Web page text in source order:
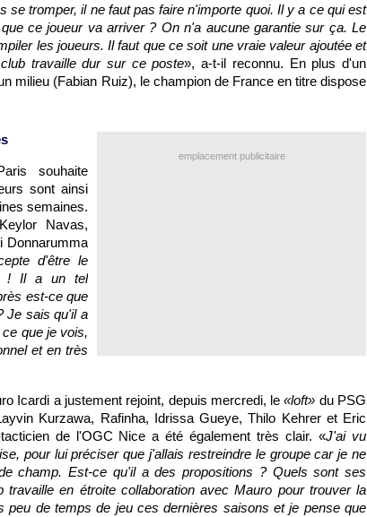
se tromper, il ne faut pas faire n'importe quoi. Il y a ce qui est
ce joueur va arriver ? On n'a aucune garantie sur ça. Le
les joueurs. Il faut que ce soit une vraie valeur ajoutée et
travaille dur sur ce poste», a-t-il reconnu. En plus d'un
milieu (Fabian Ruiz), le champion de France en titre dispose
emplacement publicitaire
souhaite
sont ainsi
semaines.
Navas,
Donnarumma
d'être le
! Il a un tel
est-ce que
Je sais qu'il a
que je vois,
et en très
Icardi a justement rejoint, depuis mercredi, le«loft» du PSG
Kurzawa, Rafinha, Idrissa Gueye, Thilo Kehrer et Eric
de l'OGC Nice a été également très clair. «J'ai vu
pour lui préciser que j'allais restreindre le groupe car je ne
champ. Est-ce qu'il a des propositions ? Quels sont ses
en étroite collaboration avec Mauro pour trouver la
peu de temps de jeu ces dernières saisons et je pense que